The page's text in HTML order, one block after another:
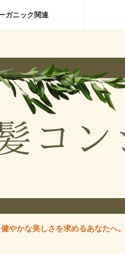
ガニック関連
健やかな美しさを求めるあなたへ